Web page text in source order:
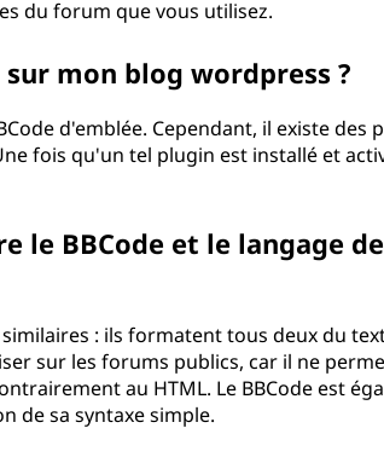
du forum que vous utilisez.
mon blog wordpress ?
d'emblée. Cependant, il existe des
fois qu'un tel plugin est installé et
le BBCode et le langage
: ils formatent tous deux du
sur les forums publics, car il ne
au HTML. Le BBCode est
de sa syntaxe simple.